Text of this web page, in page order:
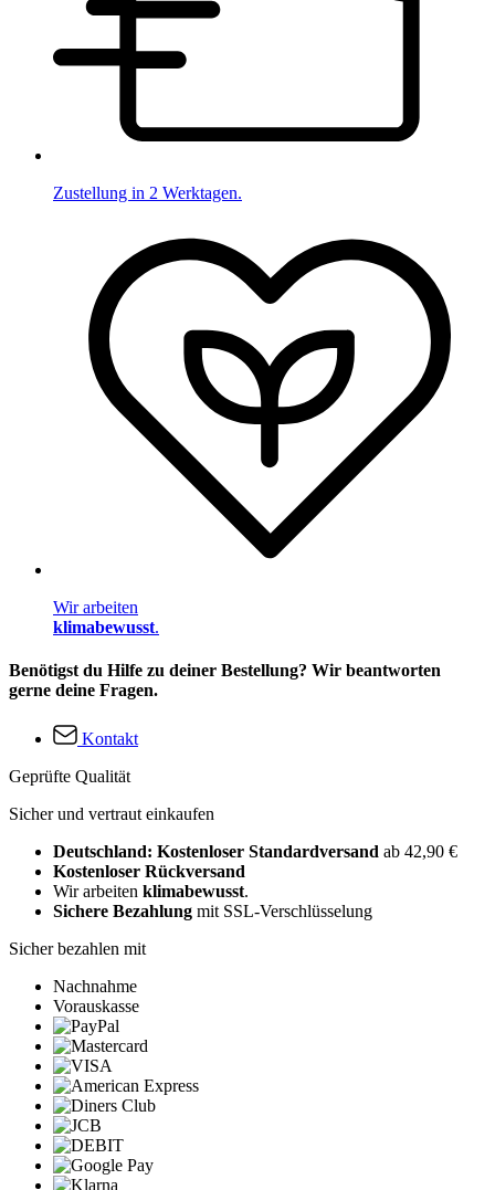
Zustellung in 2 Werktagen.
Wir arbeiten
klimabewusst.
Benötigst du Hilfe zu deiner Bestellung? Wir beantworten
gerne deine Fragen.
Kontakt
Geprüfte Qualität
Sicher und vertraut einkaufen
Deutschland: Kostenloser Standardversand ab 42,90 €
Kostenloser Rückversand
Wir arbeiten klimabewusst.
Sichere Bezahlung mit SSL-Verschlüsselung
Sicher bezahlen mit
Nachnahme
Vorauskasse